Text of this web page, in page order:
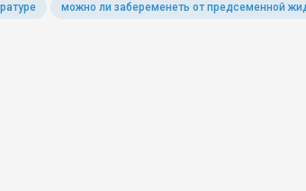
можно ли забеременеть от предсеменной